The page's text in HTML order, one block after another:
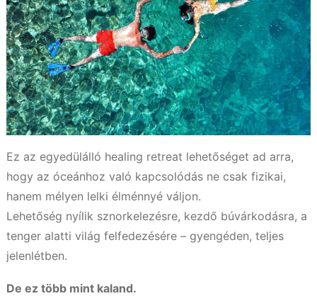
Ez az egyedülálló healing retreat lehetőséget ad arra,
hogy az óceánhoz való kapcsolódás ne csak fizikai,
hanem mélyen lelki élménnyé váljon.
Lehetőség nyílik sznorkelezésre, kezdő búvárkodásra, a
tenger alatti világ felfedezésére – gyengéden, teljes
jelenlétben.
De ez több mint kaland.